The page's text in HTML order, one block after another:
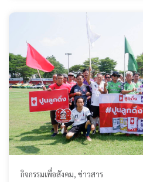
กิจกรรมเพื่อสังคม ข่าวสาร